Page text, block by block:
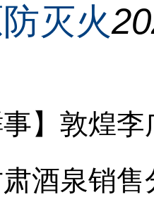
灭火
事】敦煌
酒泉销